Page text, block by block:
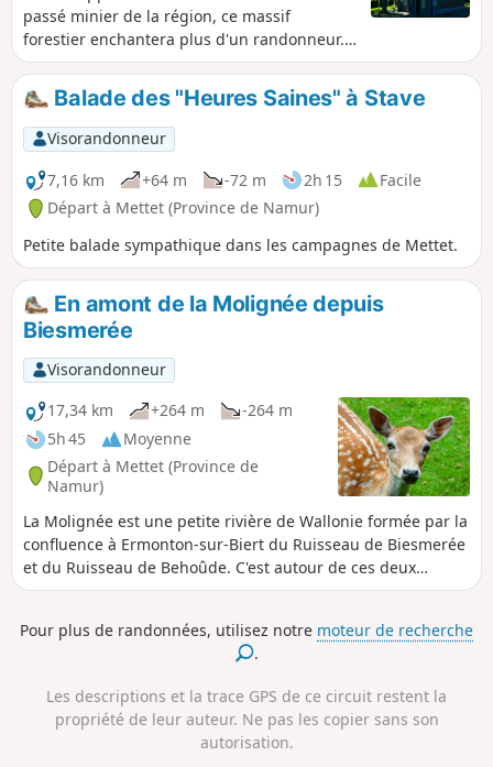
passé minier de la région, ce massif
forestier enchantera plus d'un randonneur.
La nature y règne en maître et, hormis un
peu de nuisance sonore à proximité de la
N932, c'est le calme plat, le chant des
oiseaux ou le bruissement des feuilles au
vent selon la saison et la météo.
Balade des "Heures Saines" à Stave
Visorandonneur
7,16 km
+64 m -72 m 2h 15
Facile
Départ à Mettet (Province de Namur)
Petite balade sympathique dans les campagnes de Mettet.
En amont de la Molignée depuis
Biesmerée
Visorandonneur
17,34 km
+264 m
-264 m
5h 45
Moyenne
Départ à Mettet (Province de
Namur)
La Molignée est une petite rivière de Wallonie formée par la
confluence à Ermonton-sur-Biert du Ruisseau de Biesmerée
et du Ruisseau de Behoûde. C'est autour de ces deux
ruisseaux et de la Molignée toute naissante que s'articule
Pour plus de randonnées, utilisez notre moteur de recherche
.
Les descriptions et la trace GPS de ce circuit restent la
propriété de leur auteur. Ne pas les copier sans son
autorisation.